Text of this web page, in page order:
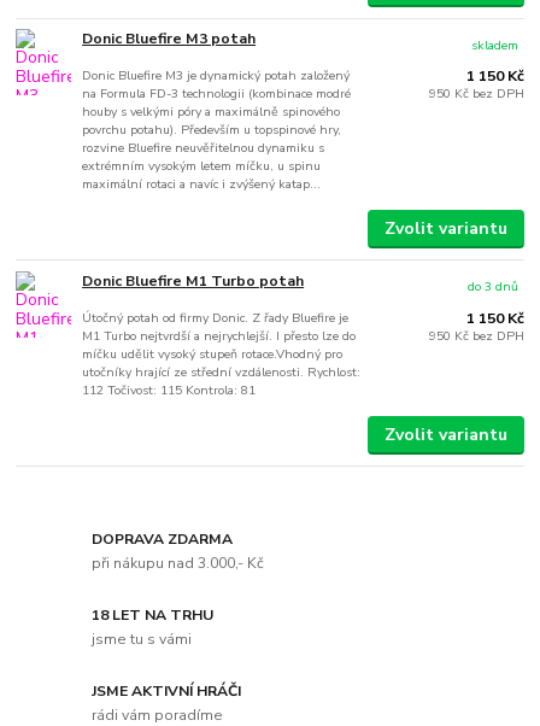
Donic Bluefire M3 potah
Donic Bluefire M3 je dynamický potah založený
na Formula FD-3 technologii (kombinace modré
houby s velkými póry a maximálně spinového
povrchu potahu). Především u topspinové hry,
rozvine Bluefire neuvěřitelnou dynamiku s
extrémním vysokým letem míčku, u spinu
maximální rotaci a navíc i zvýšený katap...
1 150 Kč
950 Kč bez DPH
skladem
Zvolit variantu
Donic Bluefire M1 Turbo potah
Útočný potah od firmy Donic. Z řady Bluefire je
M1 Turbo nejtvrdší a nejrychlejší. I přesto lze do
míčku udělit vysoký stupeň rotace.Vhodný pro
utočníky hrající ze střední vzdálenosti. Rychlost:
112 Točivost: 115 Kontrola: 81
1 150 Kč
950 Kč bez DPH
do 3 dnů
Zvolit variantu
DOPRAVA ZDARMA
při nákupu nad 3.000,- Kč
18 LET NA TRHU
jsme tu s vámi
JSME AKTIVNÍ HRÁČI
rádi vám poradíme